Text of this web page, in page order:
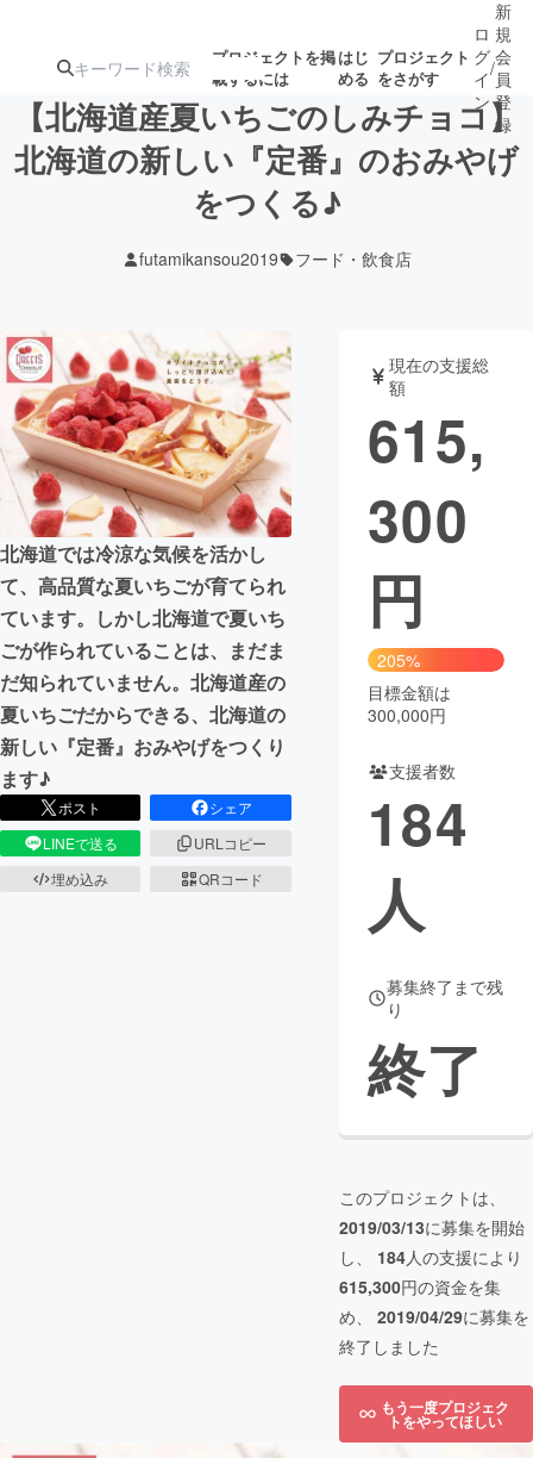
プロジェクトを掲
載するには
はじ
める
プロジェクト
をさがす
注目の新着プロ
ジェクト
募集終了が近いプ
テクノロジー・ガジェット
映像・映画 書籍・雑誌
ビジネス・起業 チャレンジ
まちづくり・地域活性化
CAMPFIRE for Social Good
CAMPFIRE Creation
CAMPFIREふるさと納税machi-ya コミュニティ
ロ
グ
イ
ン
/
新
規
会
員
登
録
【北海道産夏いちごのしみチョコ】
北海道の新しい『定番』のおみやげ
をつくる♪
futamikansou2019 フード・飲食店
北海道では冷涼な気候を活かし
て、高品質な夏いちごが育てられ
ています。しかし北海道で夏いち
ごが作られていることは、まだま
だ知られていません。北海道産の
夏いちごだからできる、北海道の
新しい『定番』おみやげをつくり
ます♪
ポスト
シェア
LINEで送る
URLコピー
埋め込み
QRコード
現在の支援総
額
615,
300
円
205%
目標金額は
300,000円
支援者数
184
人
募集終了まで残
り
終了
このプロジェクトは、
2019/03/13に募集を開始
し、 184人の支援により
615,300円の資金を集
め、 2019/04/29に募集を
終了しました
もう一度プロジェク
トをやってほしい